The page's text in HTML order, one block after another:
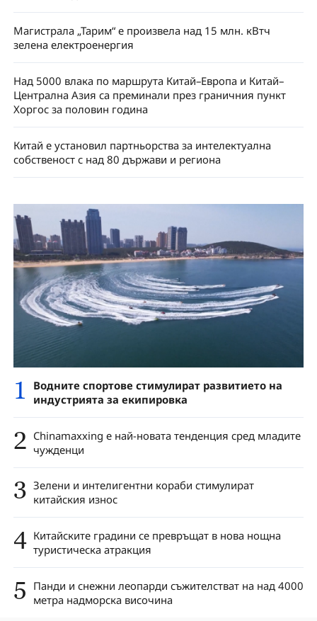
Магистрала „Тарим“ е произвела над 15 млн. кВтч
зелена електроенергия
Над 5000 влака по маршрута Китай–Европа и Китай–
Централна Азия са преминали през граничния пункт
Хоргос за половин година
Китай е установил партньорства за интелектуална
собственост с над 80 държави и региона
1
Водните спортове стимулират развитието на
индустрията за екипировка
2 Chinamaxxing е най-новата тенденция сред младите
чужденци
3 Зелени и интелигентни кораби стимулират
китайския износ
4 Китайските градини се превръщат в нова нощна
туристическа атракция
5 Панди и снежни леопарди съжителстват на над 4000
метра надморска височина